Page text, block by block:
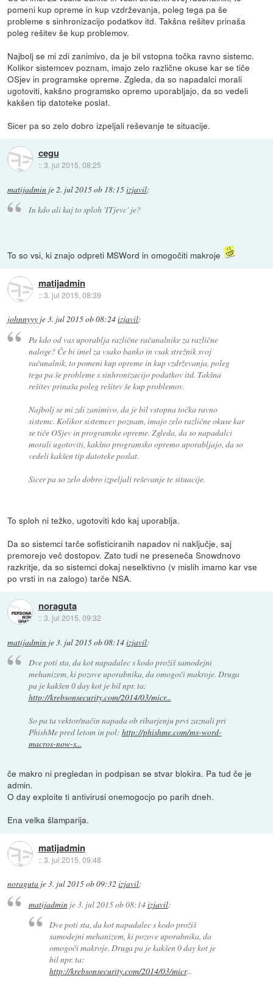
pomeni kup opreme in kup vzdrževanja, poleg tega pa še
probleme s sinhronizacijo podatkov itd. Takšna rešitev prinaša
poleg rešitev še kup problemov.
Najbolj se mi zdi zanimivo, da je bil vstopna točka ravno sistemc.
Kolikor sistemcev poznam, imajo zelo različne okuse kar se tiče
OSjev in programske opreme. Zgleda, da so napadalci morali
ugotoviti, kakšno programsko opremo uporabljajo, da so vedeli
kakšen tip datoteke poslat.
Sicer pa so zelo dobro izpeljali reševanje te situacije.
cegu
::3. jul 2015, 08:25
matijadmin je2. jul 2015 ob 18:15izjavil:
In kdo ali kaj to sploh 'ITjevc' je?
To so vsi, ki znajo odpreti MSWord in omogočiti makroje
matijadmin
::3. jul 2015, 08:39
johnnyyy je3. jul 2015 ob 08:24izjavil:
Pa kdo od vas uporablja različne računalnike za različne
naloge? Če bi imel za vsako banko in vsak strežnik svoj
računalnik, to pomeni kup opreme in kup vzdrževanja, poleg
tega pa še probleme s sinhronizacijo podatkov itd. Takšna
rešitev prinaša poleg rešitev še kup problemov.
Najbolj se mi zdi zanimivo, da je bil vstopna točka ravno
sistemc. Kolikor sistemcev poznam, imajo zelo različne okuse kar
se tiče OSjev in programske opreme. Zgleda, da so napadalci
morali ugotoviti, kakšno programsko opremo uporabljajo, da so
vedeli kakšen tip datoteke poslat.
Sicer pa so zelo dobro izpeljali reševanje te situacije.
To sploh ni težko, ugotoviti kdo kaj uporablja.
Da so sistemci tarče sofisticiranih napadov ni naključje, saj
premorejo več dostopov. Zato tudi ne preseneča Snowdnovo
razkritje, da so sistemci dokaj neselktivno (v mislih imamo kar vse
po vrsti in na zalogo) tarče NSA.
noraguta
::3. jul 2015, 09:32
matijadmin je3. jul 2015 ob 08:14izjavil:
Dve poti sta, da kot napadalec s kodo prožiš samodejni
mehanizem, ki pozove uporabnika, da omogoči makroje. Druga
pa je kakšen 0 day kot je bil npr. ta:
http://krebsonsecurity.com/2014/03/micr...
So pa ta vektor/način napada ob ribarjenju prvi zaznali pri
PhishMe pred letom in pol: http://phishme.com/ms-word-
macros-now-s...
če makro ni pregledan in podpisan se stvar blokira. Pa tud če je
admin.
O day exploite ti antivirusi onemogocjo po parih dneh.
Ena velka šlamparija.
matijadmin
::3. jul 2015, 09:48
noraguta je3. jul 2015 ob 09:32 izjavil:
matijadminje3. jul 2015 ob 08:14izjavil:
Dve poti sta, da kot napadalec s kodo prožiš
samodejni mehanizem, ki pozove uporabnika, da
omogoči makroje. Druga pa je kakšen 0 day kot je
bil npr. ta:
http://krebsonsecurity.com/2014/03/micr...